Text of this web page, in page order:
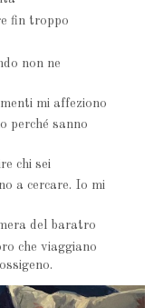
fin troppo
non ne
mi affeziono
perché sanno
chi sei
a cercare. Io mi
del baratro
che viaggiano